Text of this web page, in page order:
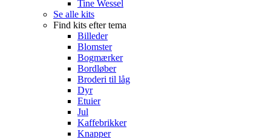
Tine Wessel
Se alle kits
Find kits efter tema
Billeder
Blomster
Bogmærker
Bordløber
Broderi til låg
Dyr
Etuier
Jul
Kaffebrikker
Knapper